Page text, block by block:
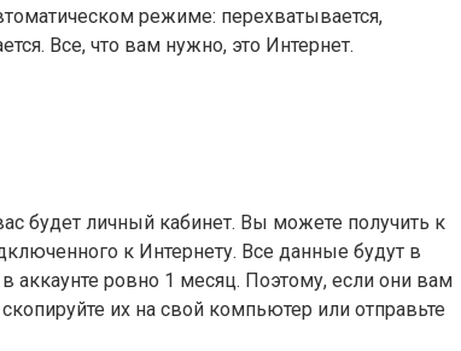
режиме: перехватывается,
Все, что вам нужно, это Интернет.
будет личный кабинет. Вы можете получить к
к Интернету. Все данные будут в
аккаунте ровно 1 месяц. Поэтому, если они вам
их на свой компьютер или отправьте